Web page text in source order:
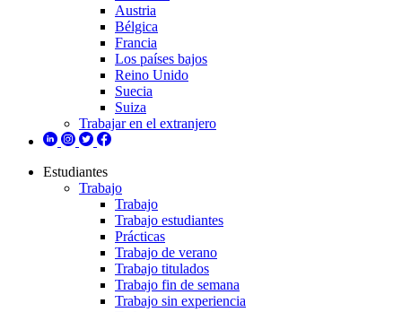
Austria
Bélgica
Francia
Los países bajos
Reino Unido
Suecia
Suiza
Trabajar en el extranjero
Estudiantes
Trabajo
Trabajo
Trabajo estudiantes
Prácticas
Trabajo de verano
Trabajo titulados
Trabajo fin de semana
Trabajo sin experiencia